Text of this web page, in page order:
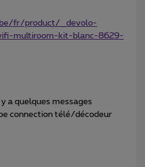
fr/product/_devolo-
multiroom-kit-blanc-8629-
a quelques messages
connection télé/décodeur